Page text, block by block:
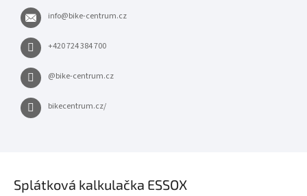
info@bike-centrum.cz
+420 724 384 700
@bike-centrum.cz
bikecentrum.cz/
Splátková kalkulačka ESSOX